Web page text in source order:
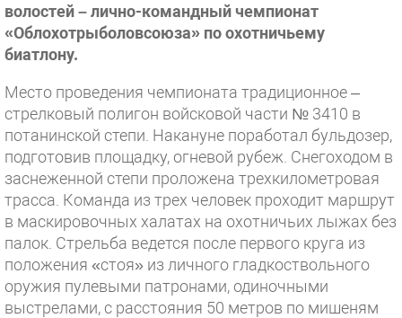
волостей – лично-командный чемпионат
«Облохотрыболовсоюза» по охотничьему
биатлону.
Место проведения чемпионата традиционное –
стрелковый полигон войсковой части № 3410 в
потанинской степи. Накануне поработал бульдозер,
подготовив площадку, огневой рубеж. Снегоходом в
заснеженной степи проложена трехкилометровая
трасса. Команда из трех человек проходит маршрут
в маскировочных халатах на охотничьих лыжах без
палок. Стрельба ведется после первого круга из
положения «стоя» из личного гладкоствольного
оружия пулевыми патронами, одиночными
выстрелами, с расстояния 50 метров по мишеням